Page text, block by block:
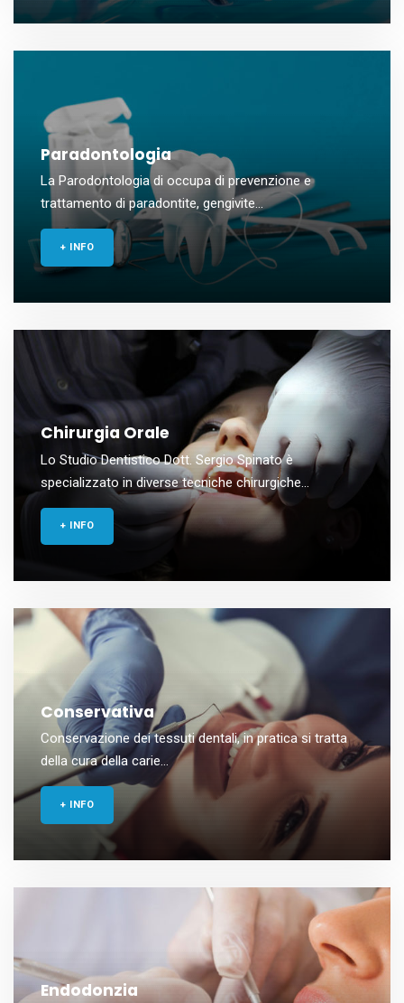
Paradontologia
La Parodontologia di occupa di prevenzione e
trattamento di paradontite, gengivite...
+ INFO
Chirurgia Orale
Lo Studio Dentistico Dott. Sergio Spinato è
specializzato in diverse tecniche chirurgiche...
+ INFO
Conservativa
Conservazione dei tessuti dentali, in pratica si tratta
della cura della carie...
+ INFO
Endodonzia